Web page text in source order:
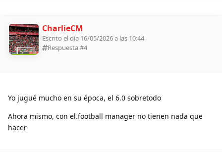
CharlieCM
Escrito el día 16/05/2026 a las 10:44
Respuesta #4
Yo jugué mucho en su época, el 6.0 sobretodo
Ahora mismo, con el.football manager no tienen nada que
hacer